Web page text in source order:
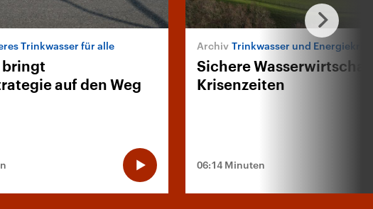
Trinkwasser für alle
bringt
auf den Weg
Trinkwasser und Energiekrise
Sichere
Krisenzeiten
06:14 Minuten